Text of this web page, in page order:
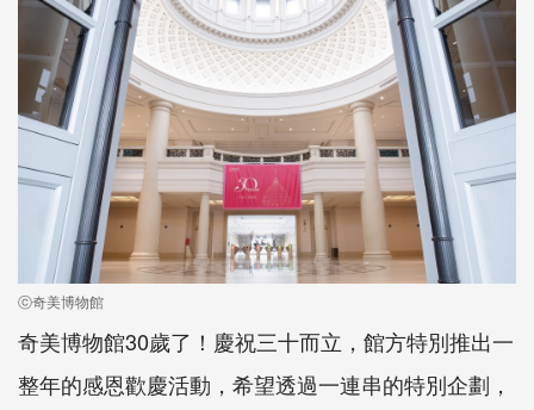
ⓒ奇美博物館
奇美博物館30歲了！慶祝三十而立，館方特別推出一
整年的感恩歡慶活動，希望透過一連串的特別企劃，